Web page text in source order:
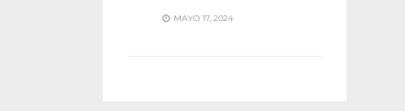
MAYO 17, 2024